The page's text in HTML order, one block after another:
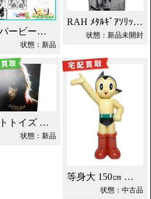
スーパービーダマン ブレードオロチ買取！
状態：新品
RAH ﾒﾀﾙｷﾞｱｿﾘｯﾄﾞ4 雷電 買取！
状態：新品未開封
ホットトイズ キャプテン・ハーロック 買取！
状態：新品
等身大 150㎝ 鉄腕アトム ウイクル ATS 買取！
状態：中古品